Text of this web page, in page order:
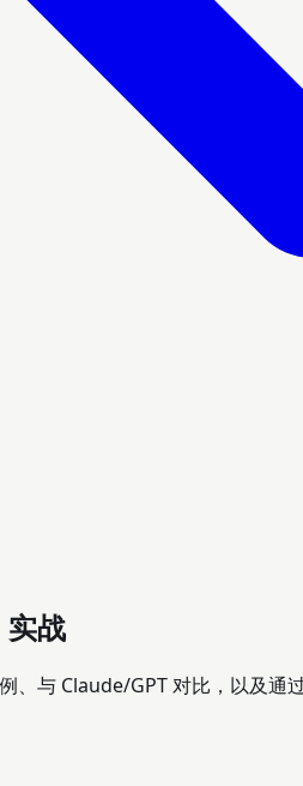
战
与 Claude/GPT 对比，以及通